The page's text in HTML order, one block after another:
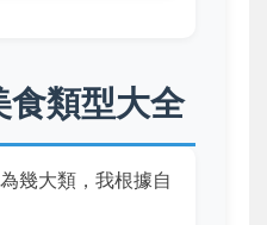
食類型大全
幾大類，我根據自